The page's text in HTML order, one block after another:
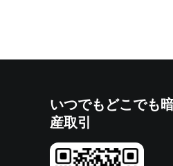
いつでもどこでも
産取引